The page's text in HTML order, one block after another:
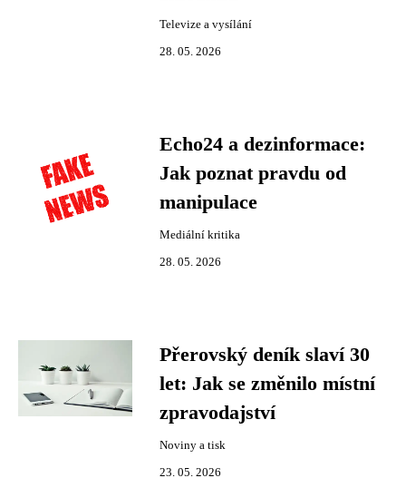
Televize a vysílání
28. 05. 2026
Echo24 a dezinformace:
Jak poznat pravdu od
manipulace
Mediální kritika
28. 05. 2026
Přerovský deník slaví 30
let: Jak se změnilo místní
zpravodajství
Noviny a tisk
23. 05. 2026